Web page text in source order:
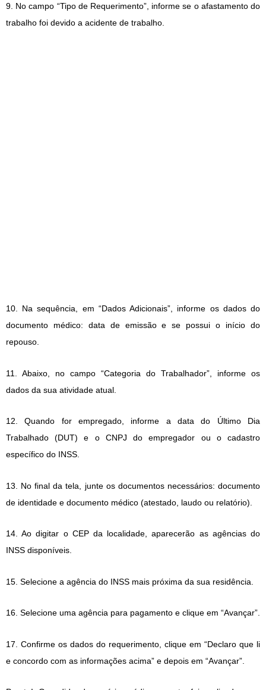
9. No campo “Tipo de Requerimento”, informe se o afastamento do
trabalho foi devido a acidente de trabalho.
10. Na sequência, em “Dados Adicionais”, informe os dados do
documento médico: data de emissão e se possui o início do
repouso.
11. Abaixo, no campo “Categoria do Trabalhador”, informe os
dados da sua atividade atual.
12. Quando for empregado, informe a data do Último Dia
Trabalhado (DUT) e o CNPJ do empregador ou o cadastro
específico do INSS.
13. No final da tela, junte os documentos necessários: documento
de identidade e documento médico (atestado, laudo ou relatório).
14. Ao digitar o CEP da localidade, aparecerão as agências do
INSS disponíveis.
15. Selecione a agência do INSS mais próxima da sua residência.
16. Selecione uma agência para pagamento e clique em “Avançar”.
17. Confirme os dados do requerimento, clique em “Declaro que li
e concordo com as informações acima” e depois em “Avançar”.